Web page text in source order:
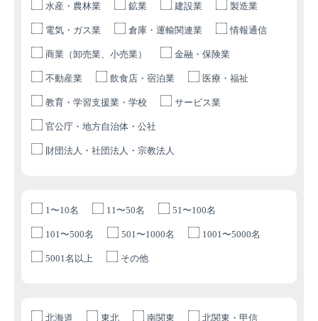
水産・農林業 鉱業 建設業 製造業
電気・ガス業 倉庫・運輸関連業 情報通信
商業（卸売業、小売業） 金融・保険業
不動産業 飲食店・宿泊業 医療・福祉
教育・学習支援業・学校 サービス業
官公庁・地方自治体・公社
財団法人・社団法人・宗教法人
1〜10名 11〜50名 51〜100名
101〜500名 501〜1000名 1001〜5000名
5001名以上 その他
北海道 東北 南関東 北関東・甲信